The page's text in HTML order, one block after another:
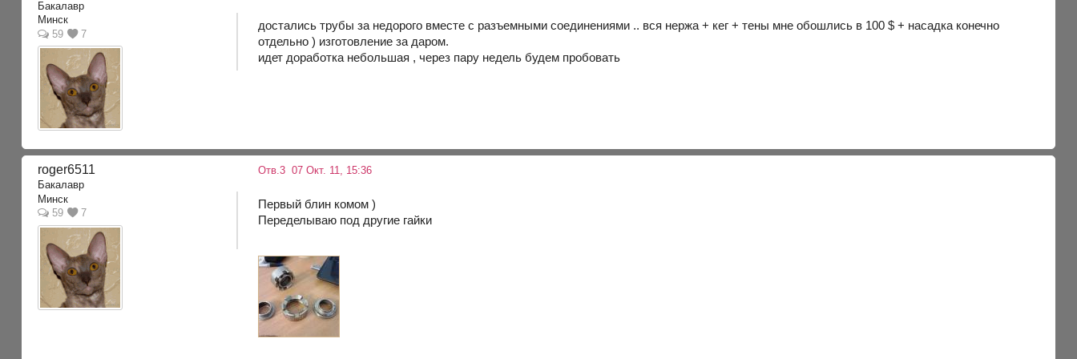
Бакалавр
Минск
59
7
достались трубы за недорого вместе с разъемными соединениями .. вся нержа + кег + тены мне обошлись в 100 $ + насадка конечно
отдельно ) изготовление за даром.
идет доработка небольшая , через пару недель будем пробовать
roger6511
Бакалавр
Минск
59
7
Отв.3 07 Окт. 11, 15:36
Первый блин комом )
Переделываю под другие гайки